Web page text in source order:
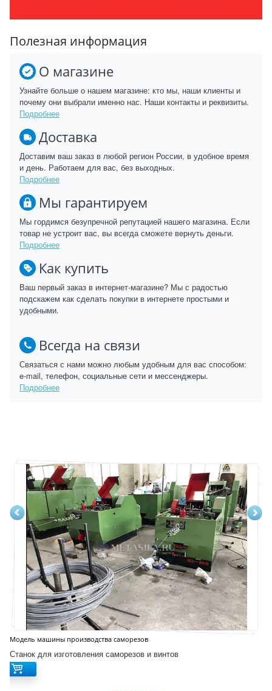
Полезная информация
О магазине
Узнайте больше о нашем магазине: кто мы, наши клиенты и
почему они выбрали именно нас. Наши контакты и реквизиты.
Подробнее
Доставка
Доставим ваш заказ в любой регион России, в удобное время
и день. Работаем для вас, без выходных.
Подробнее
Мы гарантируем
Мы гордимся безупречной репутацией нашего магазина. Если
товар не устроит вас, вы всегда сможете вернуть деньги.
Подробнее
Как купить
Ваш первый заказ в интернет-магазине? Мы с радостью
подскажем как сделать покупки в интернете простыми и
удобными.
Всегда на связи
Связаться с нами можно любым удобным для вас способом:
e-mail, телефон, социальные сети и мессенджеры.
Подробнее
Модель машины производства саморезов
Станок для изготовления саморезов и винтов